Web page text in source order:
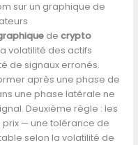
sur un graphique de
de crypto
volatilité des actifs
de signaux erronés.
après une phase de
une phase latérale ne
Deuxième règle : les
— une tolérance de
selon la volatilité de